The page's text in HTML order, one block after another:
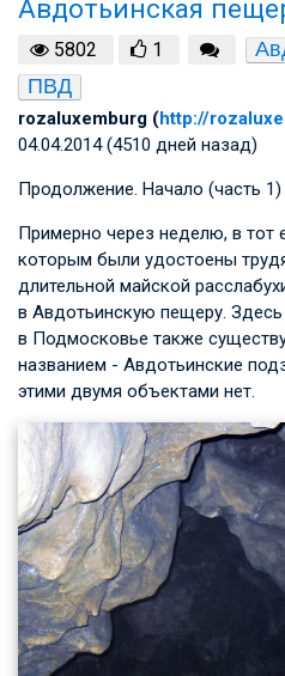
Авдотьинская
5802 1
ПВД
rozaluxemburg (http://
04.04.2014 (4510 дней назад)
Продолжение. Начало (часть 1)
Примерно через неделю, в тот
которым были удостоены
длительной майской
в Авдотьинскую пещеру. Здесь
в Подмосковье также
названием - Авдотьинские
этими двумя объектами нет.